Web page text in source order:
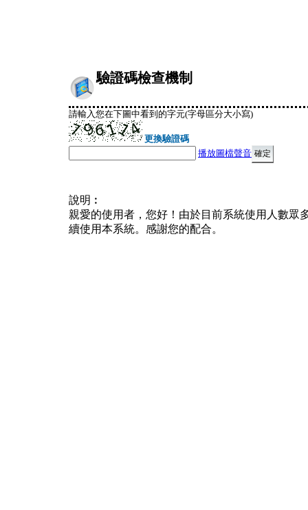
驗證碼檢查機制
請輸入您在下圖中看到的字元(字母區分大小寫)
更換驗證碼
播放圖檔聲音
說明︰
親愛的使用者，您好！由於目前系統使用人數眾
續使用本系統。感謝您的配合。